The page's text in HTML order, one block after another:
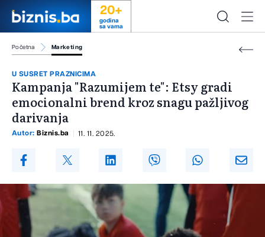
20+
godina
sa vama
Početna Marketing
U SUSRET PRAZNICIMA
Kampanja "Razumijem te": Etsy gradi
emocionalni brend kroz snagu pažljivog
darivanja
Autor: Biznis.ba 11. 11. 2025.